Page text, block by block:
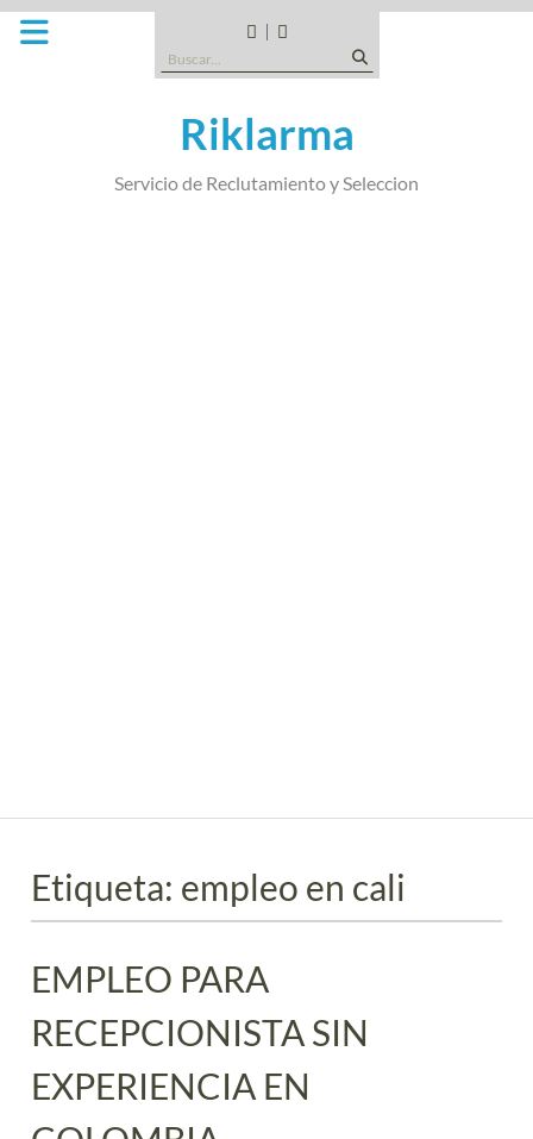
Saltar
CANDIDATOS
TIPO
EMPRESA
SOMOS
Buscar:
Riklarma
Servicio de Reclutamiento y Seleccion
Etiqueta: empleo en cali
EMPLEO PARA
RECEPCIONISTA SIN
EXPERIENCIA EN